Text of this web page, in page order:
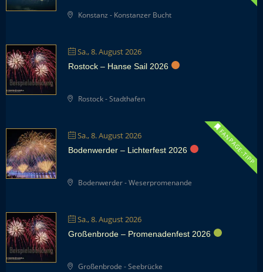
Konstanz - Konstanzer Bucht
Sa., 8. August 2026
Rostock – Hanse Sail 2026
Rostock - Stadthafen
Sa., 8. August 2026 FANPAGE-TIPP
Bodenwerder – Lichterfest 2026
Bodenwerder - Weserpromenande
Sa., 8. August 2026
Großenbrode – Promenadenfest 2026
Großenbrode - Seebrücke